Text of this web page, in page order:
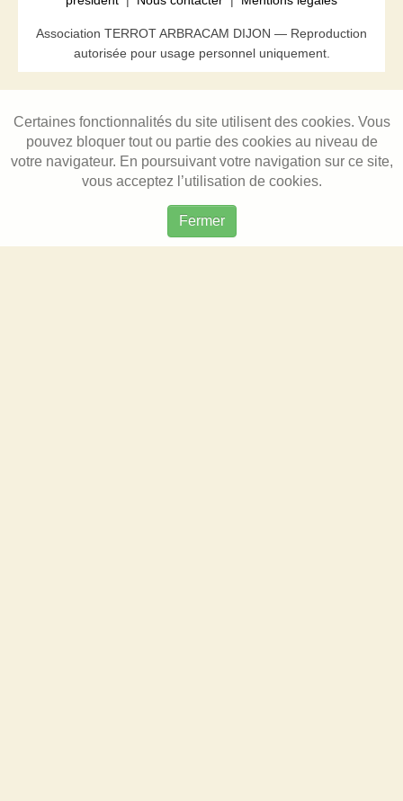
Association TERROT ARBRACAM DIJON — Reproduction
autorisée pour usage personnel uniquement.
Certaines fonctionnalités du site utilisent des cookies. Vous
pouvez bloquer tout ou partie des cookies au niveau de
votre navigateur. En poursuivant votre navigation sur ce site,
vous acceptez l’utilisation de cookies.
Fermer